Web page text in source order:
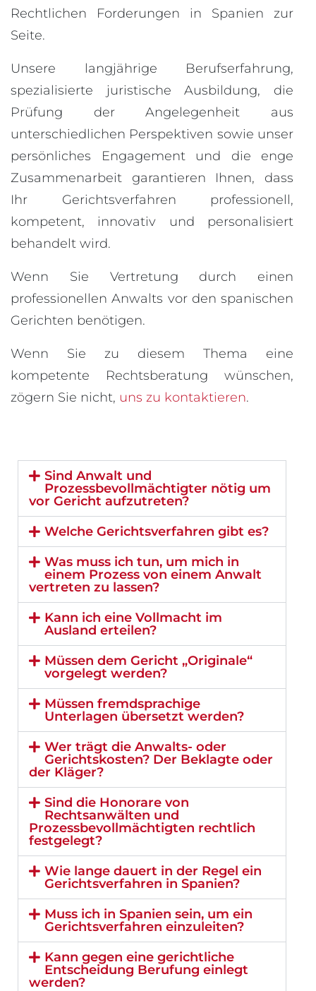
Rechtlichen Forderungen in Spanien zur
Seite.
Unsere langjährige Berufserfahrung,
spezialisierte juristische Ausbildung, die
Prüfung der Angelegenheit aus
unterschiedlichen Perspektiven sowie unser
persönliches Engagement und die enge
Zusammenarbeit garantieren Ihnen, dass
Ihr Gerichtsverfahren professionell,
kompetent, innovativ und personalisiert
behandelt wird.
Wenn Sie Vertretung durch einen
professionellen Anwalts vor den spanischen
Gerichten benötigen.
Wenn Sie zu diesem Thema eine
kompetente Rechtsberatung wünschen,
zögern Sie nicht, uns zu kontaktieren.
Sind Anwalt und
Prozessbevollmächtigter nötig um
vor Gericht aufzutreten?
Welche Gerichtsverfahren gibt es?
Was muss ich tun, um mich in
einem Prozess von einem Anwalt
vertreten zu lassen?
Kann ich eine Vollmacht im
Ausland erteilen?
Müssen dem Gericht „Originale“
vorgelegt werden?
Müssen fremdsprachige
Unterlagen übersetzt werden?
Wer trägt die Anwalts- oder
Gerichtskosten? Der Beklagte oder
der Kläger?
Sind die Honorare von
Rechtsanwälten und
Prozessbevollmächtigten rechtlich
festgelegt?
Wie lange dauert in der Regel ein
Gerichtsverfahren in Spanien?
Muss ich in Spanien sein, um ein
Gerichtsverfahren einzuleiten?
Kann gegen eine gerichtliche
Entscheidung Berufung einlegt
werden?